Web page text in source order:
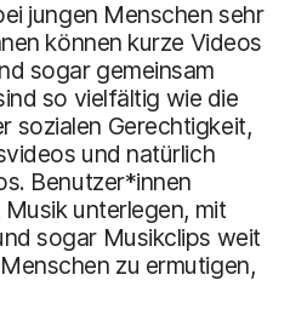
jungen Menschen sehr
können kurze Videos
sogar gemeinsam
so vielfältig wie die
sozialen Gerechtigkeit,
und natürlich
Benutzer*innen
unterlegen, mit
sogar Musikclips weit
zu ermutigen,